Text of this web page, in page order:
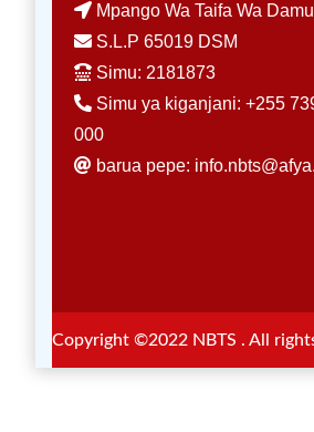
Mpango Wa Taifa Wa
S.L.P 65019 DSM
Simu: 2181873
Simu ya kiganjani: +255
000
barua pepe:
Copyright ©2022 NBTS . All